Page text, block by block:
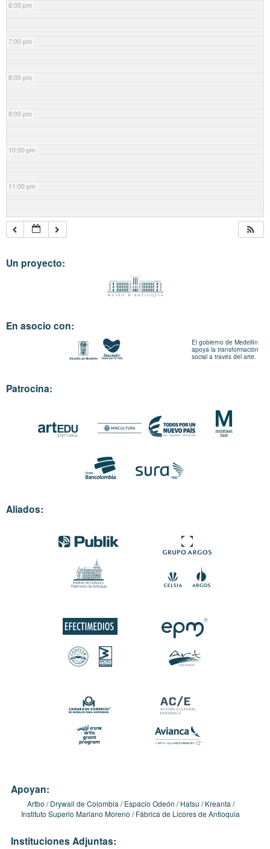
6:00 pm
7:00 pm
8:00 pm
9:00 pm
10:00 pm
11:00 pm
Un proyecto:
En asocio con:
El gobierno de Medellín
apoya la transformación
social a través del arte.
Patrocina:
Aliados:
Apoyan:
Artbo Drywall de Colombia Espacio Odeón Hatsu
Kreanta
Instituto Superio Mariano Moreno
Fábrica de Licores de Antioquia
Instituciones Adjuntas: